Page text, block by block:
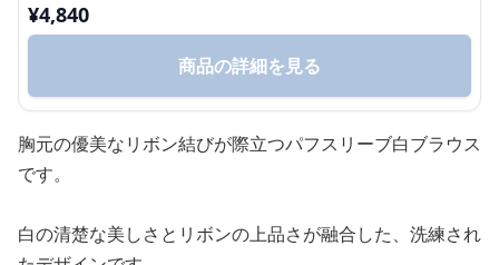
¥4,840
商品の詳細を見る
胸元の優美なリボン結びが際立つパフスリーブ白ブラウス
です。
白の清楚な美しさとリボンの上品さが融合した、洗練され